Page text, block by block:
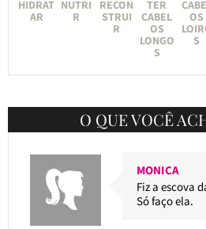
HIDRAT
AR
NUTRI
R
RECON
STRUI
R
TER
CABEL
OS
LONGO
S
OS
S
O QUE VOCÊ
MONICA
Fiz a escova
Só faço ela.